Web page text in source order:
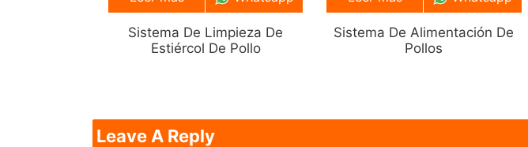
Sistema De Limpieza De
Estiércol De Pollo
Sistema De Alimentación De
Pollos
Leave A Reply